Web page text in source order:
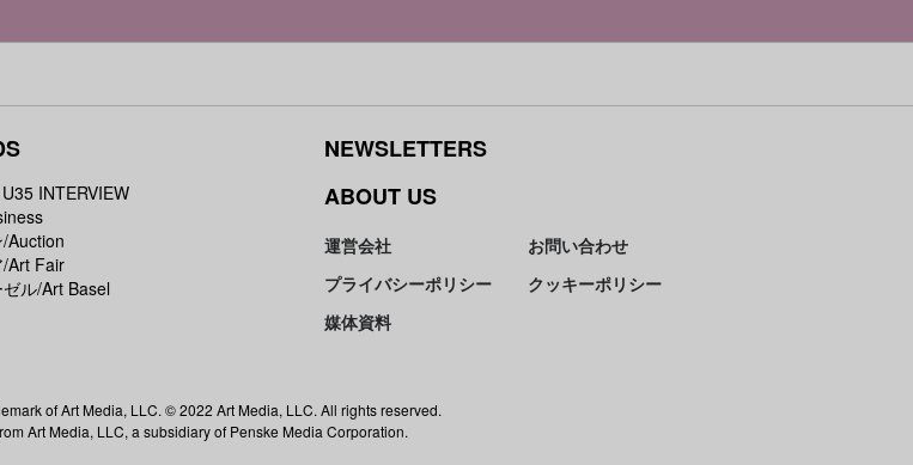
INTERVIEW
Auction
Art Fair
ル/Art Basel
NEWSLETTERS
ABOUT US
運営会社
お問い合わせ
プライバシーポリシー
クッキーポリシー
媒体資料
of Art Media, LLC. © 2022 Art Media, LLC. All rights reserved.
Art Media, LLC, a subsidiary of Penske Media Corporation.